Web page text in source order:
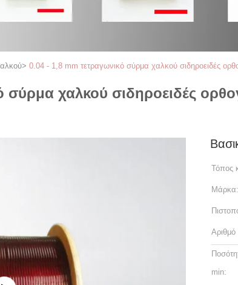
> 0.04 - 1,8 mm τετραγωνικό σύρμα χαλκού σιδηροειδές
σύρμα χαλκού σιδηροειδές
Τόπος
Μάρκα:
Αριθμό
min: